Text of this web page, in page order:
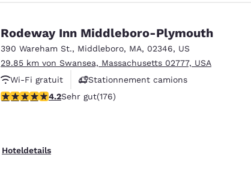
Rodeway Inn Middleboro-Plymouth
390 Wareham St., Middleboro, MA, 02346, US
29.85 km von Swansea, Massachusetts 02777, USA
Wi-Fi gratuit
Stationnement camions
4.16-Sterne-Bewertung. Sehr gut. 176 Bewertungen
4.2Sehr gut(176)
Hoteldetails